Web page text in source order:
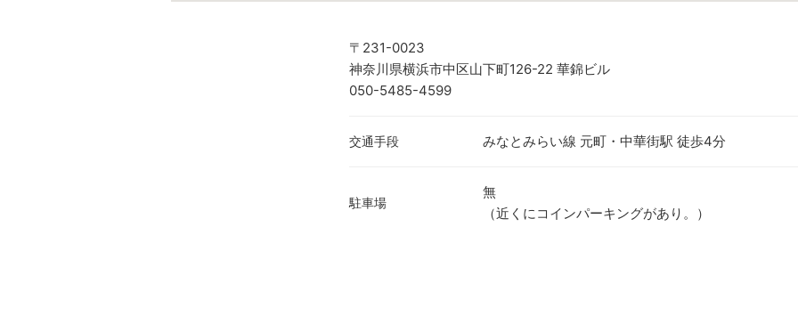
〒231-0023
神奈川県横浜市中区山下町126-22 華錦ビル
050-5485-4599
交通手段 みなとみらい線 元町・中華街駅 徒歩4分
駐車場
無
（近くにコインパーキングがあり。）